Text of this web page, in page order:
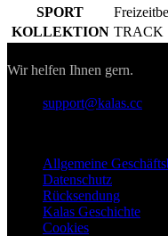
SPORT
KOLLEKTION TRACK
Wir helfen Ihnen gern.
support@kalas.cc
Allgemeine
Datenschutz
Rücksendung
Kalas Geschichte
Cookies
Notwendig
wesentliche
Name
laravel_session